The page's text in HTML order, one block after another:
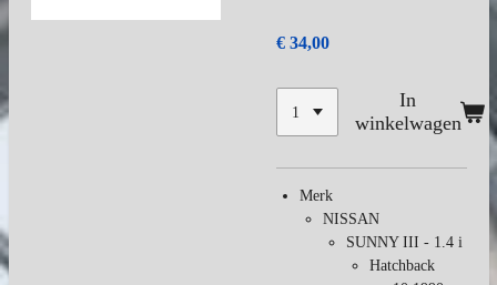
€ 34,00
In
winkelwagen
Merk
NISSAN
SUNNY III - 1.4 i
Hatchback